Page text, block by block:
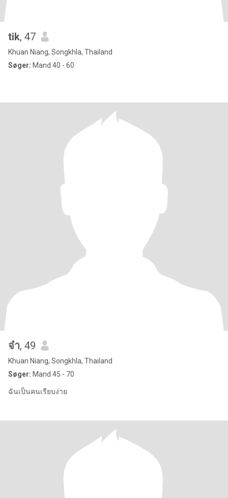
tik, 47
Khuan Niang, Songkhla, Thailand
Søger: Mand 40 - 60
จ๋า, 49
Khuan Niang, Songkhla, Thailand
Søger: Mand 45 - 70
ฉันเป็นคนเรียบง่าย